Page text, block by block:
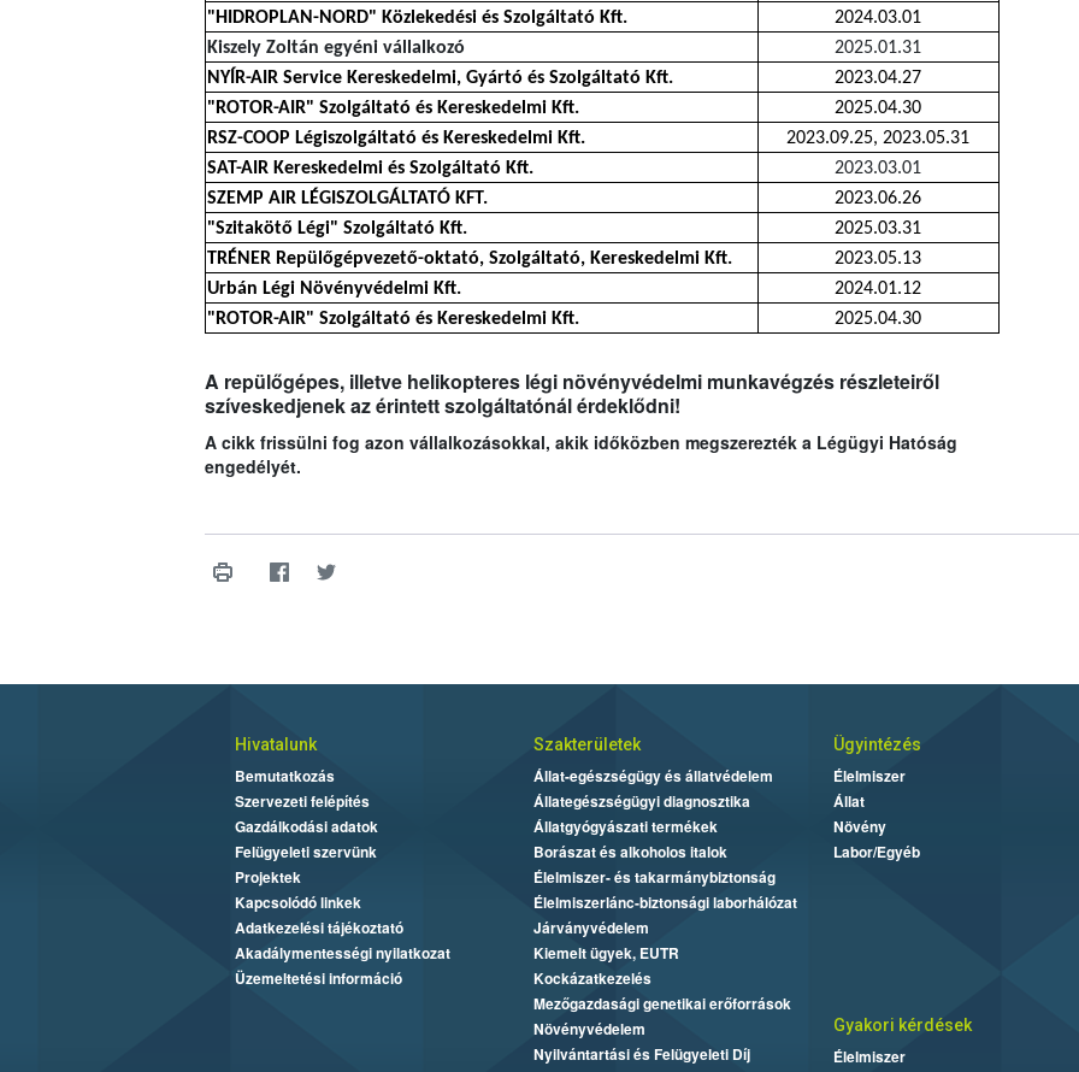
"HIDROPLAN-NORD" Közlekedési és Szolgáltató Kft.
2024.03.01
Kiszely Zoltán egyéni vállalkozó
2025.01.31
NYÍR-AIR Service Kereskedelmi, Gyártó és Szolgáltató Kft.
2023.04.27
"ROTOR-AIR" Szolgáltató és Kereskedelmi Kft.
2025.04.30
RSZ-COOP Légiszolgáltató és Kereskedelmi Kft.
2023.09.25, 2023.05.31
SAT-AIR Kereskedelmi és Szolgáltató Kft.
2023.03.01
SZEMP AIR LÉGISZOLGÁLTATÓ KFT.
2023.06.26
"Szitakötő Légi" Szolgáltató Kft.
2025.03.31
TRÉNER Repülőgépvezető-oktató, Szolgáltató, Kereskedelmi Kft.
2023.05.13
Urbán Légi Növényvédelmi Kft.
2024.01.12
"ROTOR-AIR" Szolgáltató és Kereskedelmi Kft.
2025.04.30
A repülőgépes, illetve helikopteres légi növényvédelmi munkavégzés részleteiről
szíveskedjenek az érintett szolgáltatónál érdeklődni!
A cikk frissülni fog azon vállalkozásokkal, akik időközben megszerezték a Légügyi Hatóság
engedélyét.
Hivatalunk
Bemutatkozás
Szervezeti felépítés
Gazdálkodási adatok
Felügyeleti szervünk
Projektek
Kapcsolódó linkek
Adatkezelési tájékoztató
Akadálymentességi nyilatkozat
Üzemeltetési információ
Szakterületek
Állat-egészségügy és állatvédelem
Állategészségügyi diagnosztika
Állatgyógyászati termékek
Borászat és alkoholos italok
Élelmiszer- és takarmánybiztonság
Élelmiszerlánc-biztonsági laborhálózat
Járványvédelem
Kiemelt ügyek, EUTR
Kockázatkezelés
Mezőgazdasági genetikai erőforrások
Növényvédelem
Nyilvántartási és Felügyeleti Díj
Ügyintézés
Élelmiszer
Állat
Növény
Labor/Egyéb
Gyakori kérdések
Élelmiszer